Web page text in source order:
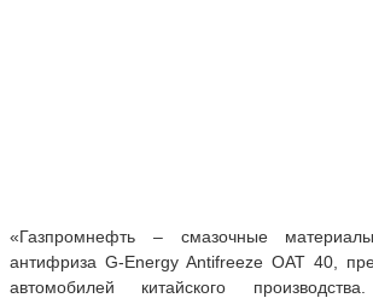
«Газпромнефть – смазочные
антифриза G-Energy Antifreeze OAT 40,
автомобилей китайского